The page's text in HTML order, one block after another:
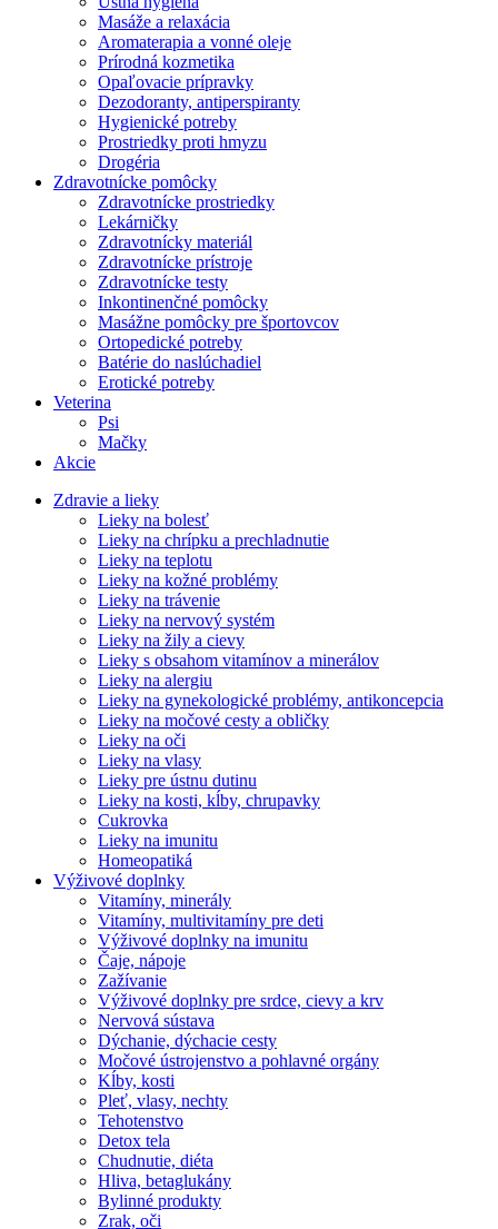
Masáže a relaxácia
Aromaterapia a vonné oleje
Prírodná kozmetika
Opaľovacie prípravky
Dezodoranty, antiperspiranty
Hygienické potreby
Prostriedky proti hmyzu
Drogéria
Zdravotnícke pomôcky
Zdravotnícke prostriedky
Lekárničky
Zdravotnícky materiál
Zdravotnícke prístroje
Zdravotnícke testy
Inkontinenčné pomôcky
Masážne pomôcky pre športovcov
Ortopedické potreby
Batérie do naslúchadiel
Erotické potreby
Veterina
Psi
Mačky
Akcie
Zdravie a lieky
Lieky na bolesť
Lieky na chrípku a prechladnutie
Lieky na teplotu
Lieky na kožné problémy
Lieky na trávenie
Lieky na nervový systém
Lieky na žily a cievy
Lieky s obsahom vitamínov a minerálov
Lieky na alergiu
Lieky na gynekologické problémy, antikoncepcia
Lieky na močové cesty a obličky
Lieky na oči
Lieky na vlasy
Lieky pre ústnu dutinu
Lieky na kosti, kĺby, chrupavky
Cukrovka
Lieky na imunitu
Homeopatiká
Výživové doplnky
Vitamíny, minerály
Vitamíny, multivitamíny pre deti
Výživové doplnky na imunitu
Čaje, nápoje
Zažívanie
Výživové doplnky pre srdce, cievy a krv
Nervová sústava
Dýchanie, dýchacie cesty
Močové ústrojenstvo a pohlavné orgány
Kĺby, kosti
Pleť, vlasy, nechty
Tehotenstvo
Detox tela
Chudnutie, diéta
Hliva, betaglukány
Bylinné produkty
Zrak, oči